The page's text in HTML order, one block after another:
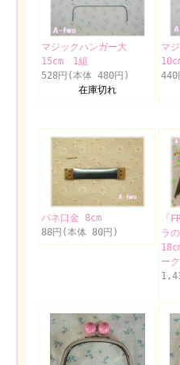
マジックハンガー大
15cm 1組
528円(本体 480円)
在庫切れ
マ
バネ口金 8cm
88円(本体 80円)
「
ラ
ーク